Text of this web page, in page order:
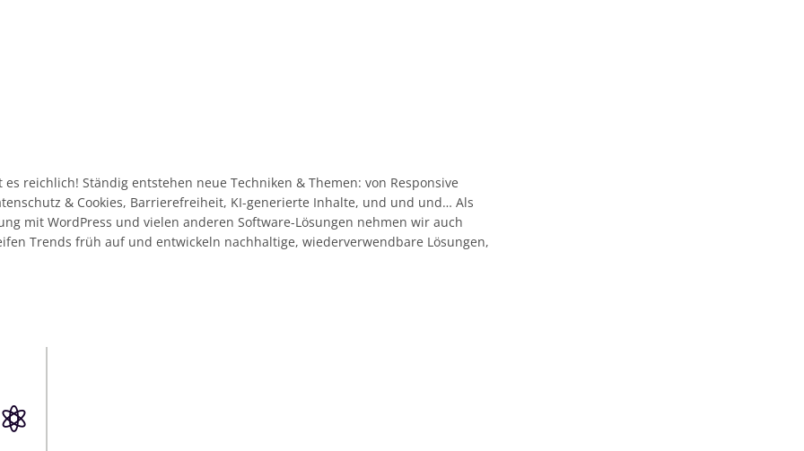
reichlich! Ständig entstehen neue Techniken & Themen: von Responsive
& Cookies, Barrierefreiheit, KI-generierte Inhalte, und und und… Als
mit WordPress und vielen anderen Software-Lösungen nehmen wir auch
Trends früh auf und entwickeln nachhaltige, wiederverwendbare Lösungen,
